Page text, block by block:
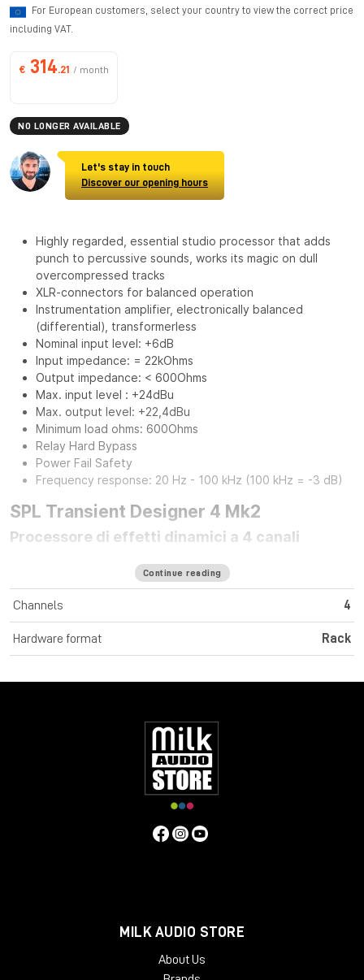
For European customers, select your country to view the correct price
including VAT.
€ 314 .21 / month
NO LONGER AVAILABLE
Let's stay in touch
Discover our opening hours
Highly regarded, essential studio processor that adds
punch to percussive sounds, works its magic on dull
overcompressed tracks
XLR-connectors for balanced operation
Instrumentation amplifier, electronically balanced
(differential), transformerless
Nominal input level: +6dB
Input impedance: = 22kOhms
Output impedance: < 600Ohms
Max. input level : +24dBu
Max. output level: +22,4dBu
Minimum load ohms: 600Ohms
Relay Hard Bypass
Power Fail Safety
Frequency response: 20 Hz - 100 kHz (100 kHz = -3 dB)
SPL Transient Designer 4 Mk2
Processore di effetti dinamici a 4 canali
generazione di processori dinamici. L'elaborazione
audio ha rivoluzionato la produzione musicale in modo
presenta le stesse qualità di lavorazione del suo
sensazione ancora migliore grazie alle solide manopole in
TRANSIENT DESIGNING
SPL Transient Designer: la rivoluzione nell'elaborazione
dinamica. Con Transient Designer è possibile manipolare gli
inviluppi dei segnali audio indipendentemente dal livello
(nessuna soglia!). Accelera o rallenta i transienti, allunga o
accorcia i tempi di sustain, con solo due controlli: attacco e
sustain. Tutte le costanti di tempo sono automatizzate in
fase transitoria di un segnale fino a 15 dB. Un valore di attacco
attacco negativi portano ad un'attenuazione.
Continue reading
Channels 4
Hardware format Rack
MILK AUDIO STORE
About Us